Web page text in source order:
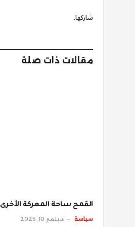
شاركها.
مقالات ذات صلة
القمح ساحة المعركة الأخرى
سياسة سبتمبر 10, 2025